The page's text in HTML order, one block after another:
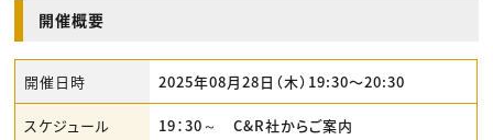
開催概要
開催日時 2025年08月28日（木）19:30〜20:30
スケジュール
19：30～ C&R社からご案内